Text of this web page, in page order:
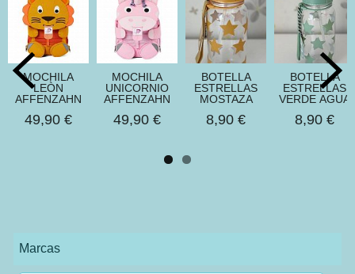
Marcas
MOCHILA
LEÒN
AFFENZAHN
49,90 €
MOCHILA
UNICORNIO
AFFENZAHN
49,90 €
BOTELLA
ESTRELLAS
MOSTAZA
8,90 €
BOTELLA
ESTRELLAS
VERDE AGUA
8,90 €